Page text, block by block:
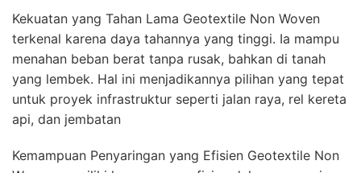
Kekuatan yang Tahan Lama Geotextile Non Woven
terkenal karena daya tahannya yang tinggi. Ia mampu
menahan beban berat tanpa rusak, bahkan di tanah
yang lembek. Hal ini menjadikannya pilihan yang tepat
untuk proyek infrastruktur seperti jalan raya, rel kereta
api, dan jembatan
Kemampuan Penyaringan yang Efisien Geotextile Non